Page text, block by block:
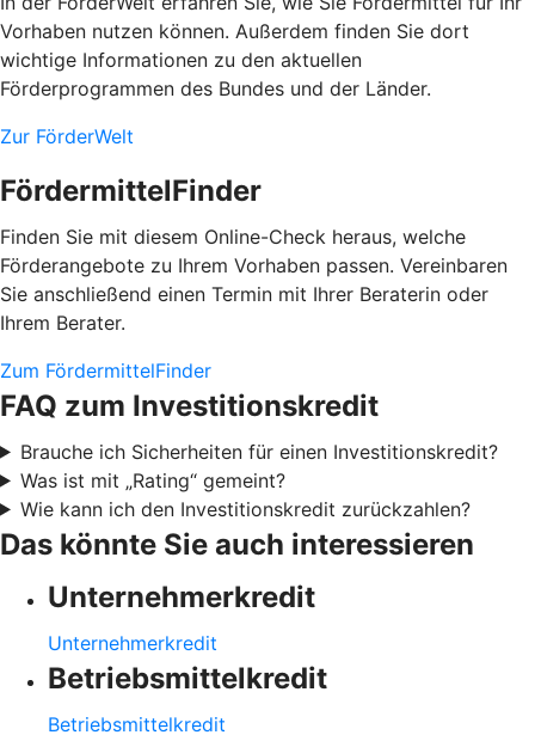
Vorhaben nutzen können. Außerdem finden Sie dort
wichtige Informationen zu den aktuellen
Förderprogrammen des Bundes und der Länder.
Zur FörderWelt
FördermittelFinder
Finden Sie mit diesem Online-Check heraus, welche
Förderangebote zu Ihrem Vorhaben passen. Vereinbaren
Sie anschließend einen Termin mit Ihrer Beraterin oder
Ihrem Berater.
Zum FördermittelFinder
FAQ zum Investitionskredit
Brauche ich Sicherheiten für einen Investitionskredit?
Was ist mit „Rating“ gemeint?
Wie kann ich den Investitionskredit zurückzahlen?
Das könnte Sie auch interessieren
Unternehmerkredit
Unternehmerkredit
Betriebsmittelkredit
Betriebsmittelkredit